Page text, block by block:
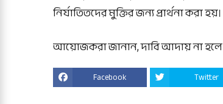
নির্যাতিতদের মুক্তির জন্য প্রার্থনা করা হয়।
আয়োজকরা জানান, দাবি আদায় না
Facebook Twitter